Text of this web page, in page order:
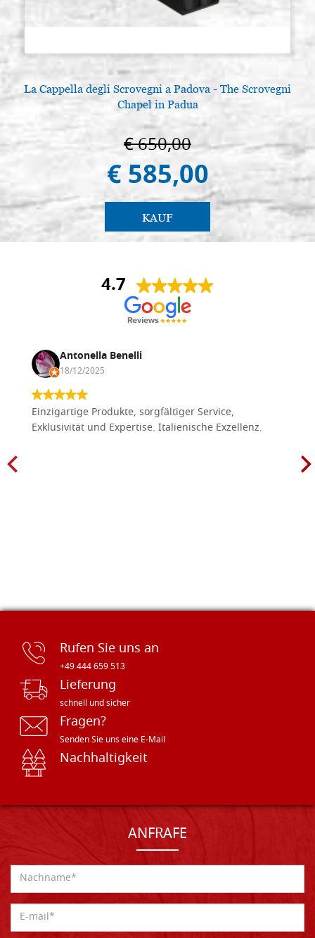
La Cappella degli Scrovegni a Padova - The Scrovegni
Chapel in Padua
€ 650,00
€ 585,00
KAUF
4.7
Antonella Benelli
18/12/2025
Einzigartige Produkte, sorgfältiger Service,
Exklusivität und Expertise. Italienische Exzellenz.
Rufen Sie uns an
+49 444 659 513
Lieferung
schnell und sicher
Fragen?
Senden Sie uns eine E-Mail
Nachhaltigkeit
ANFRAFE